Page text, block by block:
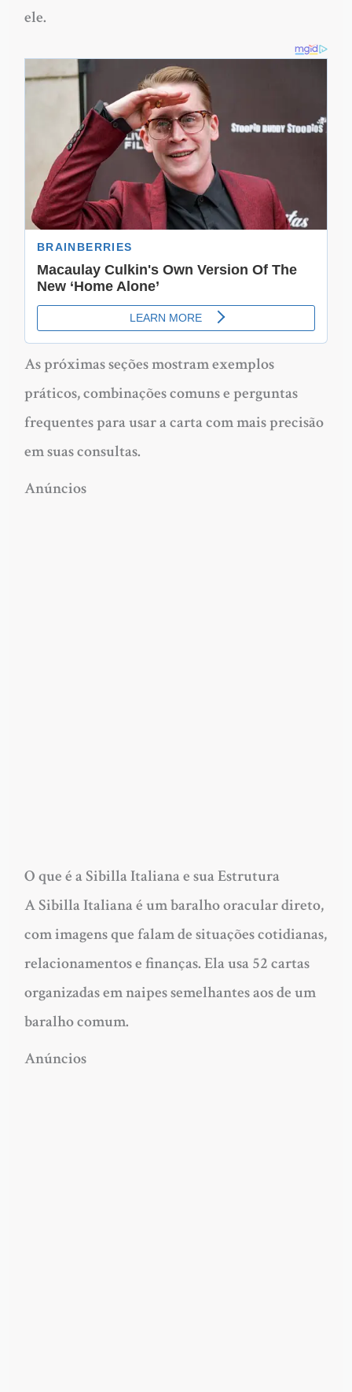
ele.
As próximas seções mostram exemplos
práticos, combinações comuns e perguntas
frequentes para usar a carta com mais precisão
em suas consultas.
Anúncios
O que é a Sibilla Italiana e sua Estrutura
A Sibilla Italiana é um baralho oracular direto,
com imagens que falam de situações cotidianas,
relacionamentos e finanças. Ela usa 52 cartas
organizadas em naipes semelhantes aos de um
baralho comum.
Anúncios